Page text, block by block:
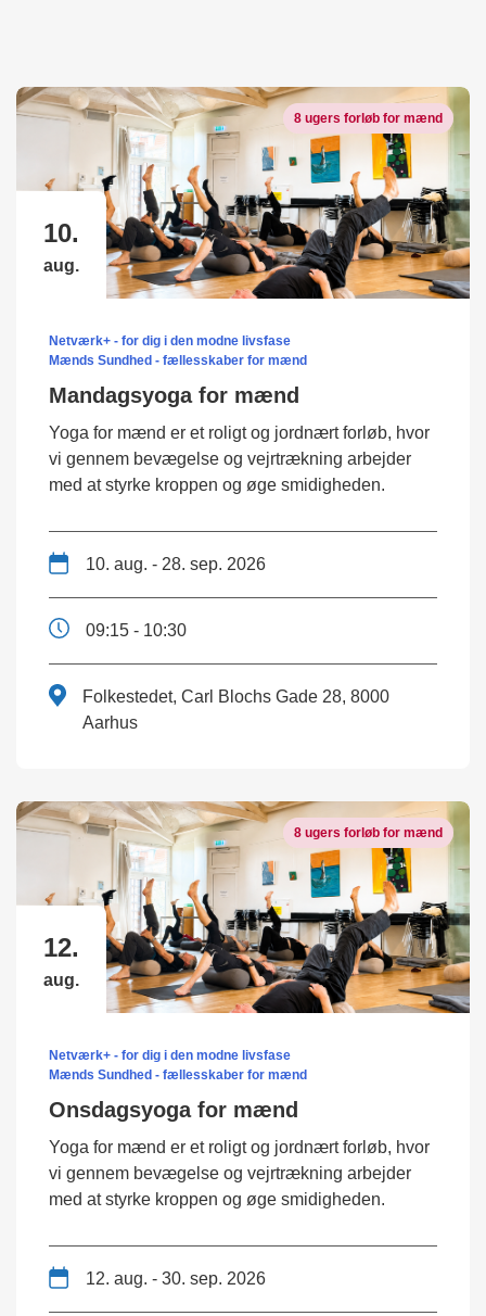
10.
aug.
8 ugers forløb for mænd
Netværk+ - for dig i den modne livsfase
Mænds Sundhed - fællesskaber for mænd
Mandagsyoga for mænd
Yoga for mænd er et roligt og jordnært forløb, hvor
vi gennem bevægelse og vejrtrækning arbejder
med at styrke kroppen og øge smidigheden.
10. aug. - 28. sep. 2026
09:15 - 10:30
Folkestedet, Carl Blochs Gade 28, 8000
Aarhus
12.
aug.
8 ugers forløb for mænd
Netværk+ - for dig i den modne livsfase
Mænds Sundhed - fællesskaber for mænd
Onsdagsyoga for mænd
Yoga for mænd er et roligt og jordnært forløb, hvor
vi gennem bevægelse og vejrtrækning arbejder
med at styrke kroppen og øge smidigheden.
12. aug. - 30. sep. 2026